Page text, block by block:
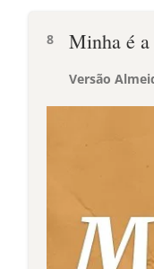
8 Minha é a
Versão